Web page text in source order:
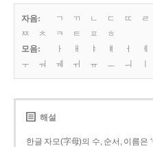
자음: ㄱ ㄲ ㄴ ㄷ ㄸ ㄹ
ㅉ
ㅊ ㅋ ㅌ ㅍ
ㅎ
모음:
ㅏ ㅐ ㅑ ㅒ ㅓ ㅔ
ㅜ
ㅝ ㅞ ㅟ ㅠ ㅡ ㅢ
해설
한글 자모(字母)의 수, 순서, 이름은